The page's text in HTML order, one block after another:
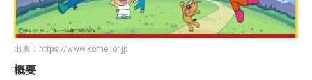
出典： https://www.komei.or.jp
概要